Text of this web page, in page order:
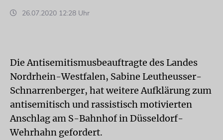
26.07.2020 12:28 Uhr
Die Antisemitismusbeauftragte des Landes
Nordrhein-Westfalen, Sabine Leutheusser-
Schnarrenberger, hat weitere Aufklärung zum
antisemitisch und rassistisch motivierten
Anschlag am S-Bahnhof in Düsseldorf-
Wehrhahn gefordert.